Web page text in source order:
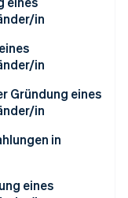
Lösungen für die
in
in
Gründung eines
in
in
eines